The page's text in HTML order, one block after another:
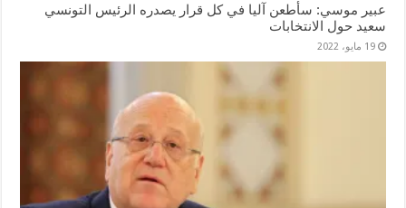
عبير موسي: سأطعن آليا في كل قرار يصدره الرئيس التونسي
سعيد حول الانتخابات
19 مايو، 2022